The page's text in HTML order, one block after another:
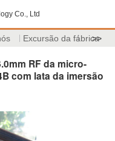
Co., Ltd
Excursão da fábrica
>>
RF da micro-
com lata da imersão